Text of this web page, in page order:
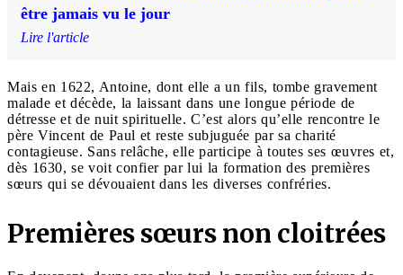
être jamais vu le jour
Lire l'article
Mais en 1622, Antoine, dont elle a un fils, tombe gravement
malade et décède, la laissant dans une longue période de
détresse et de nuit spirituelle. C’est alors qu’elle rencontre le
père Vincent de Paul et reste subjuguée par sa charité
contagieuse. Sans relâche, elle participe à toutes ses œuvres et,
dès 1630, se voit confier par lui la formation des premières
sœurs qui se dévouaient dans les diverses confréries.
Premières sœurs non cloitrées